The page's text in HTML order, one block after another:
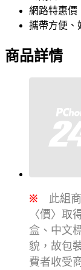
網路特惠價
攜帶方便、
商品詳情
※
此組
〈價〉取
盒、中文
貌，故包
費者收受